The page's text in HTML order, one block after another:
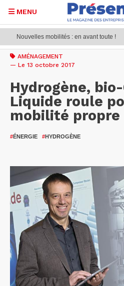
Aller
contenu
MENU
Nouvelles mobilités : en avant toute !
AMÉNAGEMENT
— Le 13 octobre 2017
Hydrogène, bio-
Liquide roule
mobilité propre
#ÉNERGIE #HYDROGÈNE